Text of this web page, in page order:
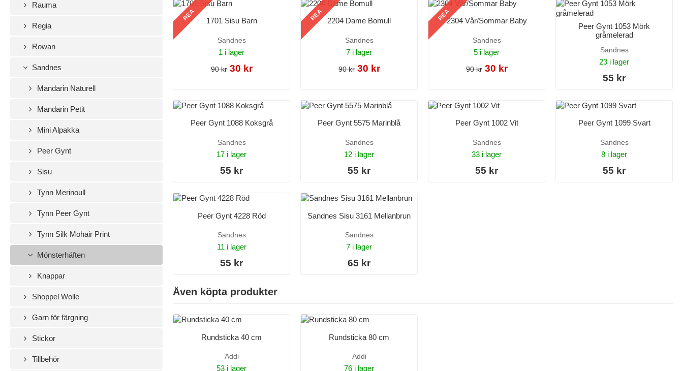
Rauma
Regia
Rowan
Sandnes
Mandarin Naturell
Mandarin Petit
Mini Alpakka
Peer Gynt
Sisu
Tynn Merinoull
Tynn Peer Gynt
Tynn Silk Mohair Print
Mönsterhäften
Knappar
Shoppel Wolle
Garn för färgning
Stickor
Tillbehör
REA 1701 Sisu Barn
Sandnes
1 i lager
90 kr 30 kr
REA 2204 Dame Bomull
Sandnes
7 i lager
90 kr 30 kr
REA2304 Vår/Sommar Baby
Sandnes
5 i lager
90 kr 30 kr
Peer Gynt 1053 Mörk
gråmelerad
Sandnes
23 i lager
55 kr
Peer Gynt 1088 Koksgrå
Sandnes
17 i lager
55 kr
Peer Gynt 5575 Marinblå
Sandnes
12 i lager
55 kr
Peer Gynt 1002 Vit
Sandnes
33 i lager
55 kr
Peer Gynt 1099 Svart
Sandnes
8 i lager
55 kr
Peer Gynt 4228 Röd
Sandnes
11 i lager
55 kr
Sandnes Sisu 3161 Mellanbrun
Sandnes
7 i lager
65 kr
Även köpta produkter
Rundsticka 40 cm
Addi
53 i lager
Rundsticka 80 cm
Addi
76 i lager